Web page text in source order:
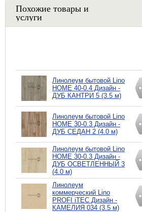
Похожие товары и
услуги
Линолеум бытовой Lino
HOME 40-0.4 Дизайн -
ДУБ КАНТРИ 5 (3.5 м)
Линолеум бытовой Lino
HOME 30-0.3 Дизайн -
ДУБ СЕДАН 2 (4.0 м)
Линолеум бытовой Lino
HOME 30-0.3 Дизайн -
ДУБ ОСВЕТЛЕННЫЙ 3
(4.0 м)
Линолеум
коммерческий Lino
PROFI iTEC Дизайн -
КАМЕЛИЯ 034 (3.5 м)